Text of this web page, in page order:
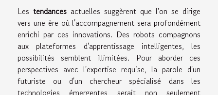
Les tendances actuelles suggèrent que l'on se dirige
vers une ère où l'accompagnement sera profondément
enrichi par ces innovations. Des robots compagnons
aux plateformes d'apprentissage intelligentes, les
possibilités semblent illimitées. Pour aborder ces
perspectives avec l'expertise requise, la parole d'un
futuriste ou d'un chercheur spécialisé dans les
technologies émergentes serait non seulement